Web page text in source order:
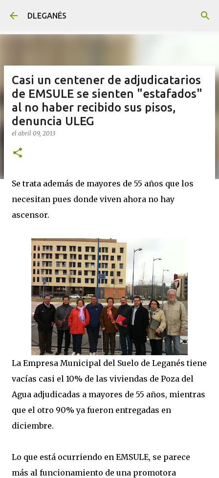
DLEGANÉS
Casi un centener de adjudicatarios
de EMSULE se sienten "estafados"
al no haber recibido sus pisos,
denuncia ULEG
el abril 09, 2013
Se trata además de mayores de 55 años que los
necesitan pues donde viven ahora no hay
ascensor.
La Empresa Municipal del Suelo de Leganés tiene
vacías casi el 10% de las viviendas de Poza del
Agua adjudicadas a mayores de 55 años, mientras
que el otro 90% ya fueron entregadas en
diciembre.
Lo que está ocurriendo en EMSULE, se parece
más al funcionamiento de una promotora